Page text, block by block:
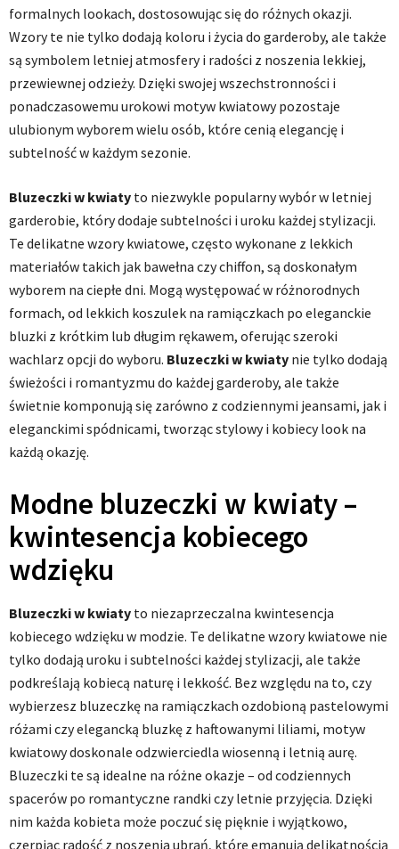
formalnych lookach, dostosowując się do różnych okazji.
Wzory te nie tylko dodają koloru i życia do garderoby, ale także
są symbolem letniej atmosfery i radości z noszenia lekkiej,
przewiewnej odzieży. Dzięki swojej wszechstronności i
ponadczasowemu urokowi motyw kwiatowy pozostaje
ulubionym wyborem wielu osób, które cenią elegancję i
subtelność w każdym sezonie.
Bluzeczki w kwiaty to niezwykle popularny wybór w letniej
garderobie, który dodaje subtelności i uroku każdej stylizacji.
Te delikatne wzory kwiatowe, często wykonane z lekkich
materiałów takich jak bawełna czy chiffon, są doskonałym
wyborem na ciepłe dni. Mogą występować w różnorodnych
formach, od lekkich koszulek na ramiączkach po eleganckie
bluzki z krótkim lub długim rękawem, oferując szeroki
wachlarz opcji do wyboru. Bluzeczki w kwiaty nie tylko dodają
świeżości i romantyzmu do każdej garderoby, ale także
świetnie komponują się zarówno z codziennymi jeansami, jak i
eleganckimi spódnicami, tworząc stylowy i kobiecy look na
każdą okazję.
Modne bluzeczki w kwiaty –
kwintesencja kobiecego
wdzięku
Bluzeczki w kwiaty to niezaprzeczalna kwintesencja
kobiecego wdzięku w modzie. Te delikatne wzory kwiatowe nie
tylko dodają uroku i subtelności każdej stylizacji, ale także
podkreślają kobiecą naturę i lekkość. Bez względu na to, czy
wybierzesz bluzeczkę na ramiączkach ozdobioną pastelowymi
różami czy elegancką bluzkę z haftowanymi liliami, motyw
kwiatowy doskonale odzwierciedla wiosenną i letnią aurę.
Bluzeczki te są idealne na różne okazje – od codziennych
spacerów po romantyczne randki czy letnie przyjęcia. Dzięki
nim każda kobieta może poczuć się pięknie i wyjątkowo,
czerpiąc radość z noszenia ubrań, które emanują delikatnością